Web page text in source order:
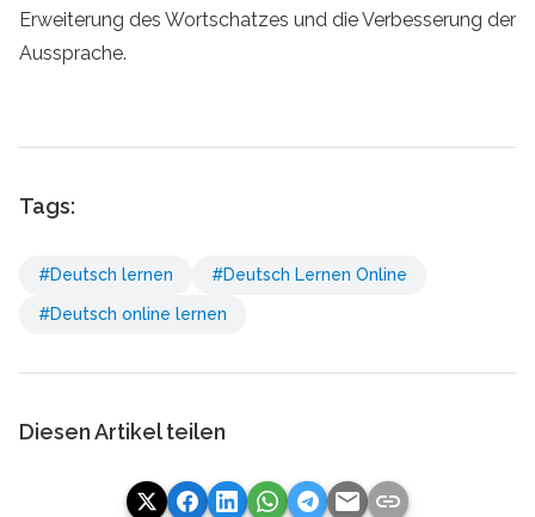
Erweiterung des Wortschatzes und die Verbesserung der
Aussprache.
Tags:
#Deutsch lernen #Deutsch Lernen Online
#Deutsch online lernen
Diesen Artikel teilen
email link